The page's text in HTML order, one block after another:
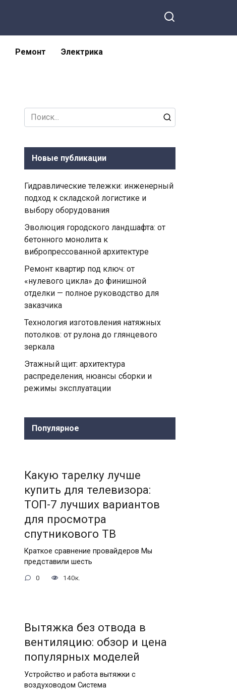
Ремонт Электрика
Search
for:
Новые публикации
Гидравлические тележки: инженерный
подход к складской логистике и
выбору оборудования
Эволюция городского ландшафта: от
бетонного монолита к
вибропрессованной архитектуре
Ремонт квартир под ключ: от
«нулевого цикла» до финишной
отделки — полное руководство для
заказчика
Технология изготовления натяжных
потолков: от рулона до глянцевого
зеркала
Этажный щит: архитектура
распределения, нюансы сборки и
режимы эксплуатации
Популярное
Какую тарелку лучше
купить для телевизора:
ТОП-7 лучших вариантов
для просмотра
спутникового ТВ
Краткое сравнение провайдеров Мы
представили шесть
0 140к.
Вытяжка без отвода в
вентиляцию: обзор и цена
популярных моделей
Устройство и работа вытяжки с
воздуховодом Система